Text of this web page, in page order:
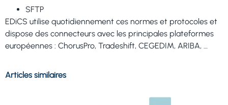
SFTP
EDiCS utilise quotidiennement ces normes et protocoles et
dispose des connecteurs avec les principales plateformes
européennes : ChorusPro, Tradeshift, CEGEDIM, ARIBA, …
Articles similaires